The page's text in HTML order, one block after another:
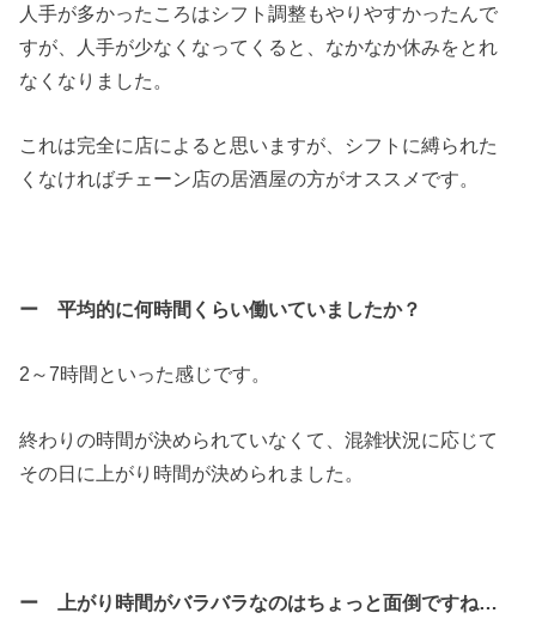
人手が多かったころはシフト調整もやりやすかったんで
すが、人手が少なくなってくると、なかなか休みをとれ
なくなりました。
これは完全に店によると思いますが、シフトに縛られた
くなければチェーン店の居酒屋の方がオススメです。
ー 平均的に何時間くらい働いていましたか？
2～7時間といった感じです。
終わりの時間が決められていなくて、混雑状況に応じて
その日に上がり時間が決められました。
ー 上がり時間がバラバラなのはちょっと面倒ですね…